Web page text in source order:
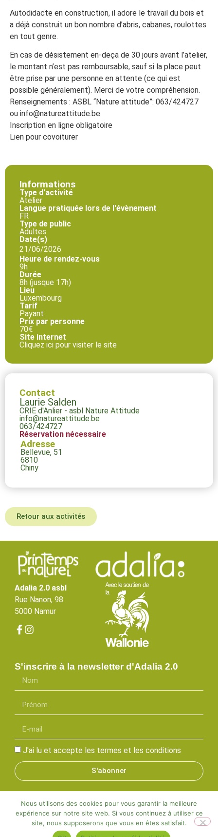
Autodidacte en construction, il adore le travail du bois et
a déjà construit un bon nombre d’abris, cabanes, roulottes
en tout genre.
En cas de désistement en-deça de 30 jours avant l’atelier,
le montant n’est pas remboursable, sauf si la place peut
être prise par une personne en attente (ce qui est
possible généralement). Merci de votre compréhension.
Renseignements : ASBL “Nature attitude”: 063/424727
ou info@natureattitude.be
Inscription en ligne obligatoire
Lien pour covoiturer
Informations
Type d'activité
Atelier
Langue pratiquée lors de l'évènement
FR
Type de public
Adultes
Date(s)
21/06/2026
Heure de rendez-vous
9h
Durée
8h (jusque 17h)
Lieu
Luxembourg
Tarif
Payant
Prix par personne
70€
Site internet
Cliquez ici pour visiter le site
Contact
Laurie Salden
CRIE d'Anlier - asbl Nature Attitude
info@natureattitude.be
063/424727
Réservation nécessaire
Adresse
Bellevue, 51
6810
Chiny
Retour aux activités
Adalia 2.0 asbl
Rue Nanon, 98
5000 Namur
S'inscrire à la newsletter d'Adalia 2.0
J'ai lu et accepte les termes et les conditions
S'abonner
Adalia©2025 | Tous droits réservés |Mentions légales
Designed by Visible
Nous utilisons des cookies pour vous garantir la meilleure
expérience sur notre site web. Si vous continuez à utiliser ce
site, nous supposerons que vous en êtes satisfait.